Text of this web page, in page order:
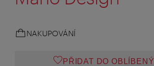
NAKUPOVÁNÍ
PŘIDAT DO